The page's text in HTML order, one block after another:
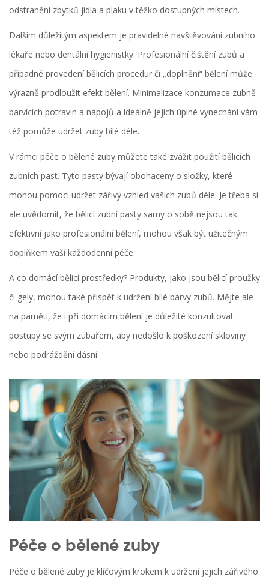
odstranění zbytků jídla a plaku v těžko dostupných místech.
Dalším důležitým aspektem je pravidelné navštěvování zubního
lékaře nebo dentální hygienistky. Profesionální čištění zubů a
případné provedení bělicích procedur či „doplnění“ bělení může
výrazně prodloužit efekt bělení. Minimalizace konzumace zubně
barvících potravin a nápojů a ideálně jejich úplné vynechání vám
též pomůže udržet zuby bílé déle.
V rámci péče o bělené zuby můžete také zvážit použití bělicích
zubních past. Tyto pasty bývají obohaceny o složky, které
mohou pomoci udržet zářivý vzhled vašich zubů déle. Je třeba si
ale uvědomit, že bělicí zubní pasty samy o sobě nejsou tak
efektivní jako profesionální bělení, mohou však být užitečným
doplňkem vaší každodenní péče.
A co domácí bělicí prostředky? Produkty, jako jsou bělicí proužky
či gely, mohou také přispět k udržení bílé barvy zubů. Mějte ale
na paměti, že i při domácím bělení je důležité konzultovat
postupy se svým zubařem, aby nedošlo k poškození skloviny
nebo podráždění dásní.
Péče o bělené zuby
Péče o bělené zuby je klíčovým krokem k udržení jejich zářivého